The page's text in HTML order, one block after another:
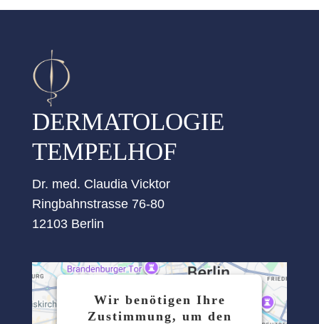
DERMATOLOGIE
TEMPELHOF
Dr. med. Claudia Vicktor
Ringbahnstrasse 76-80
12103 Berlin
Wir benötigen Ihre
Zustimmung, um den